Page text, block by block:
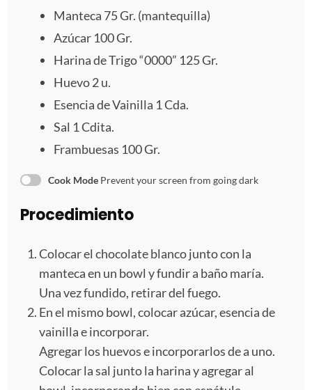
l
l
a
s
l
l
a
s
l
l
a
s
l
l
a
s
l
l
a
Manteca 75Gr. (mantequilla)
Azúcar 100 Gr.
Harina de Trigo “0000” 125 Gr.
Huevo2u.
Esencia de Vainilla 1 Cda.
Sal 1Cdita.
Frambuesas 100Gr.
Cook Mode Prevent your screen from going dark
Procedimiento
Colocar el chocolate blanco junto con la
manteca en un bowl y fundir a baño maría.
Una vez fundido, retirar del fuego.
En el mismo bowl, colocar azúcar, esencia de
vainilla e incorporar.
Agregar los huevos e incorporarlos de a uno.
Colocar la sal junto la harina y agregar al